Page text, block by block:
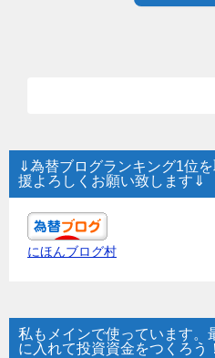
⇓為替ブログランキング1位
援よろしくお願い致します⇓
にほんブログ村
私もメインで使っています。
に入れて投資資金をつくろう